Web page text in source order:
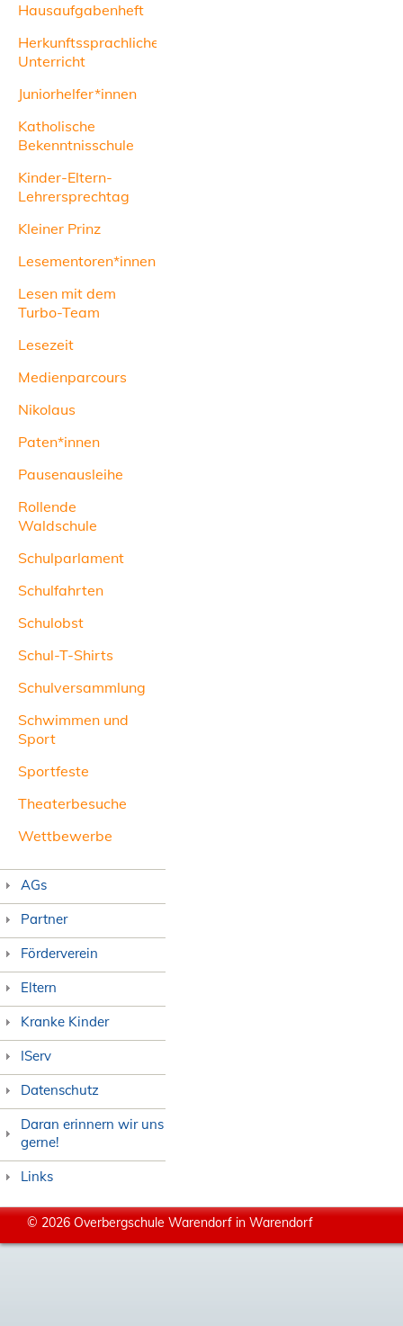
Hausaufgabenheft
Herkunftssprachlicher
Unterricht
Juniorhelfer*innen
Katholische
Bekenntnisschule
Kinder-Eltern-
Lehrersprechtag
Kleiner Prinz
Lesementoren*innen
Lesen mit dem
Turbo-Team
Lesezeit
Medienparcours
Nikolaus
Paten*innen
Pausenausleihe
Rollende
Waldschule
Schulparlament
Schulfahrten
Schulobst
Schul-T-Shirts
Schulversammlung
Schwimmen und
Sport
Sportfeste
Theaterbesuche
Wettbewerbe
AGs
Partner
Förderverein
Eltern
Kranke Kinder
IServ
Datenschutz
Daran erinnern wir uns
gerne!
Links
© 2026 Overbergschule Warendorf in Warendorf